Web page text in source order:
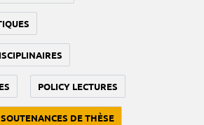
POLICY LECTURES
SOUTENANCES DE THÈSE